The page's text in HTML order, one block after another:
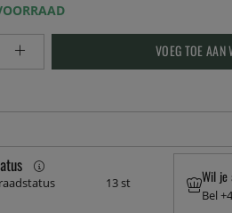
VOEG TOE AAN
13 st Wil je
Bel